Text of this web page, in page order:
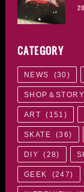
CATEGORY
NEWS (30)
SHOP＆STORY
ART ( 151 )
SKATE (36)
DIY (28)
GEEK (247)